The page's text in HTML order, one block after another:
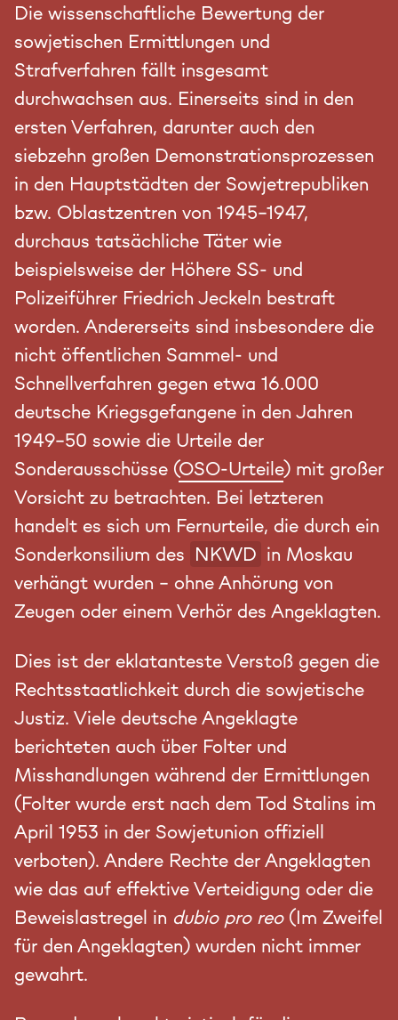
Die wissenschaftliche Bewertung der
sowjetischen Ermittlungen und
Strafverfahren fällt insgesamt
durchwachsen aus. Einerseits sind in den
ersten Verfahren, darunter auch den
siebzehn großen Demonstrationsprozessen
in den Hauptstädten der Sowjetrepubliken
bzw. Oblastzentren von 1945-1947,
durchaus tatsächliche Täter wie
beispielsweise der Höhere SS- und
Polizeiführer Friedrich Jeckeln bestraft
worden. Andererseits sind insbesondere die
nicht öffentlichen Sammel- und
Schnellverfahren gegen etwa 16.000
deutsche Kriegsgefangene in den Jahren
1949-50 sowie die Urteile der
Sonderausschüsse (OSO-Urteile) mit großer
Vorsicht zu betrachten. Bei letzteren
handelt es sich um Fernurteile, die durch ein
Sonderkonsilium des NKWD in Moskau
verhängt wurden – ohne Anhörung von
Zeugen oder einem Verhör des Angeklagten.
Dies ist der eklatanteste Verstoß gegen die
Rechtsstaatlichkeit durch die sowjetische
Justiz. Viele deutsche Angeklagte
berichteten auch über Folter und
Misshandlungen während der Ermittlungen
(Folter wurde erst nach dem Tod Stalins im
April 1953 in der Sowjetunion offiziell
verboten). Andere Rechte der Angeklagten
wie das auf effektive Verteidigung oder die
Beweislastregel in dubio pro reo(Im Zweifel
für den Angeklagten) wurden nicht immer
gewahrt.